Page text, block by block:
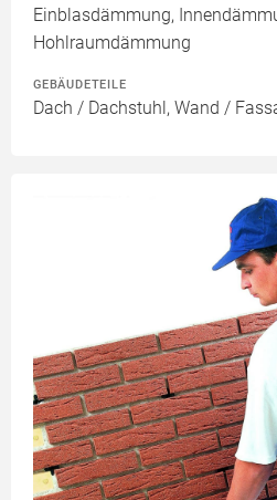
Einblasdämmung,
Hohlraumdämmung
GEBÄUDETEILE
Dach / Dachstuhl, Wand /